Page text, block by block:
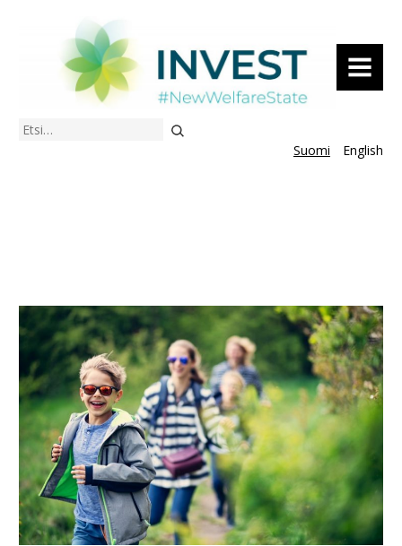
VALIKKO
Etsi
Suomi
English